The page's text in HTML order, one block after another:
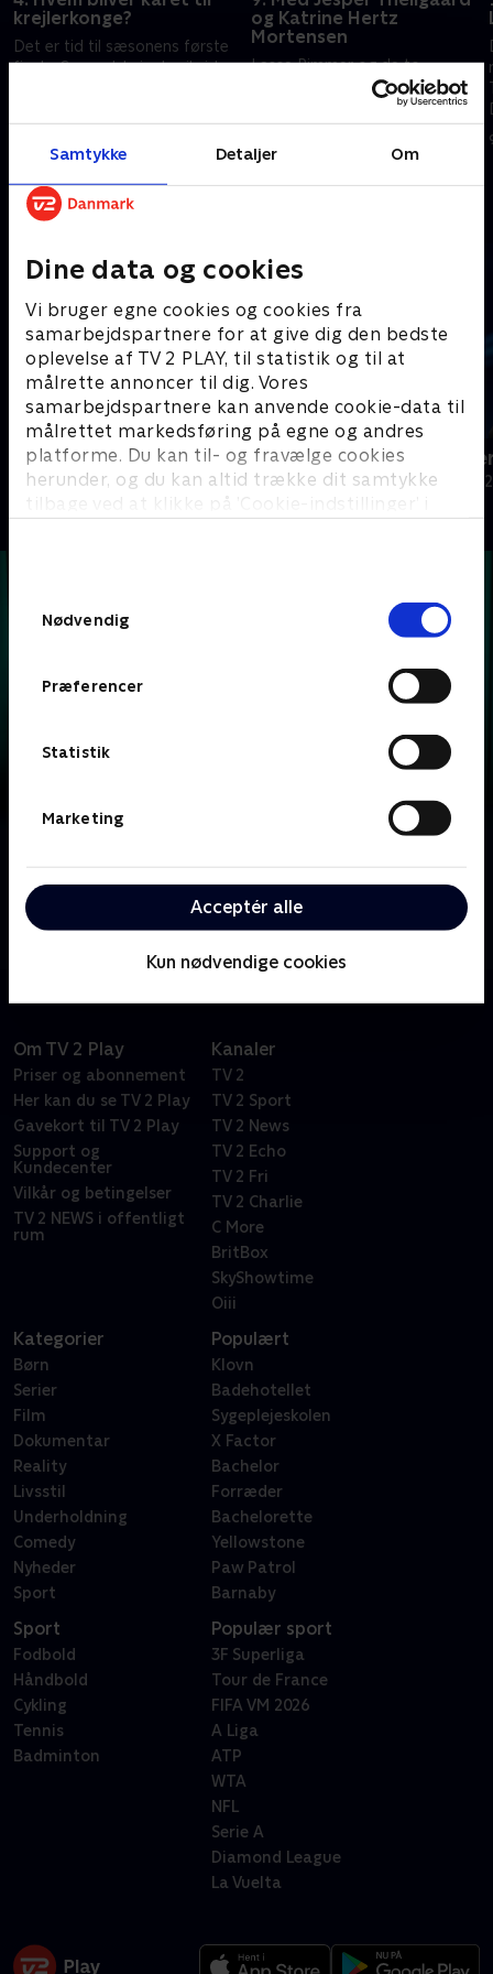
Samtykke Detaljer Om
Dine data og cookies
Vi bruger egne cookies og cookies fra
samarbejdspartnere for at give dig den bedste
oplevelse af TV 2 PLAY, til statistik og til at
målrette annoncer til dig. Vores
samarbejdspartnere kan anvende cookie-data til
målrettet markedsføring på egne og andres
platforme. Du kan til- og fravælge cookies
herunder, og du kan altid trække dit samtykke
tilbage ved at klikke på ’Cookie-indstillinger’ i
Nødvendig
Præferencer
Statistik
Marketing
Acceptér alle
Kun nødvendige cookies
krejlerkonge?
Det er tid til sæsonens første
finale. Se med, hvis du vil vide,
og Katrine Hertz
Mortensen
Lasse Rimmer og de to
holdkaptajner Annette Heick
og Andreas Bo inviterer Jesper
Theilgaard og Katrine Hertz
Mortensen til en dyst på
antikviteter og anekdoter.
8. februar 2021 • 29 min
Andre så også
24 stjerners julikalender
TV-Shows • 1 sæsoner
Hvem vil
Quiz-shows •
Lasse Rimmer er vært, når to hold kendte danskere
skal bluffe, gætte, købe og sælge sig igennem en
Om TV 2 Play
Priser og abonnement
Her kan du se TV 2 Play
Gavekort til TV 2 Play
Support og
Kundecenter
Vilkår og betingelser
TV 2 NEWS i offentligt
rum
Kanaler
TV 2
TV 2 Sport
TV 2 News
TV 2 Echo
TV 2 Fri
TV 2 Charlie
C More
BritBox
SkyShowtime
Oiii
Kategorier
Børn
Serier
Film
Dokumentar
Reality
Livsstil
Underholdning
Comedy
Nyheder
Sport
Populært
Klovn
Badehotellet
Sygeplejeskolen
X Factor
Bachelor
Forræder
Bachelorette
Yellowstone
Paw Patrol
Barnaby
Sport
Fodbold
Håndbold
Cykling
Tennis
Badminton
Populær sport
3F Superliga
Tour de France
FIFA VM 2026
A Liga
ATP
WTA
NFL
Serie A
Diamond League
La Vuelta